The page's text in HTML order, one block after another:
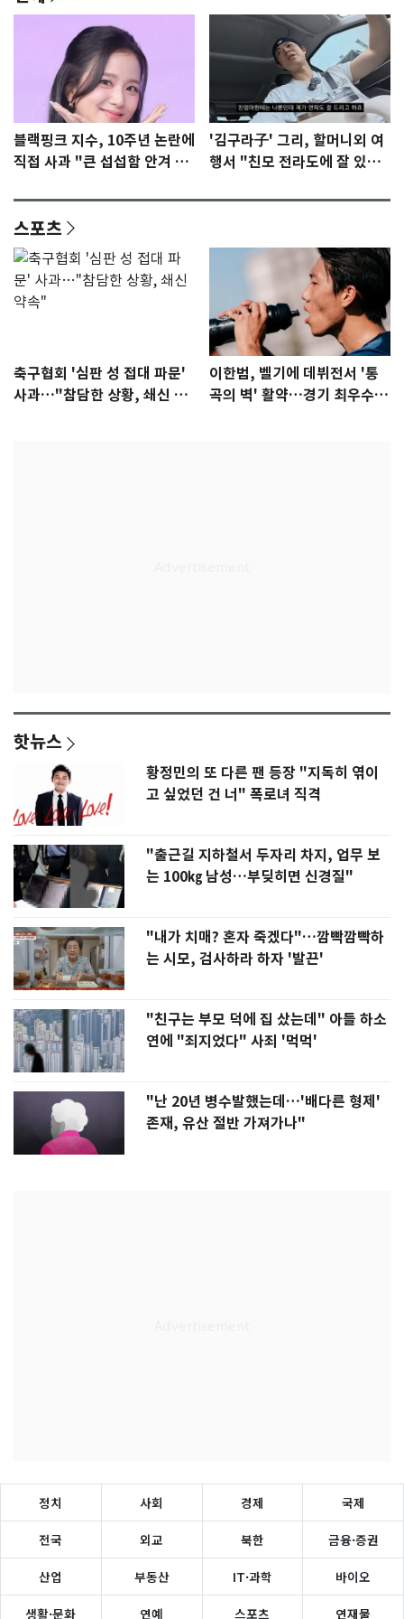
블랙핑크 지수, 10주년 논란에
직접 사과 "큰 섭섭함 안겨 미
'김구라子' 그리, 할머니외 여
행서 "친모 전라도에 잘 있
스포츠
축구협회 '심판 성 접대 파문'
사과…"참담한 상황, 쇄신 약
이한범, 벨기에 데뷔전서 '통
곡의 벽' 활약…경기 최우수선
핫뉴스
황정민의 또 다른 팬 등장 "지독히 엮이
고 싶었던 건 너" 폭로녀 직격
"출근길 지하철서 두자리 차지, 업무 보
는 100㎏ 남성…부딪히면 신경질"
"내가 치매? 혼자 죽겠다"…깜빡깜빡하
는 시모, 검사하라 하자 '발끈'
"친구는 부모 덕에 집 샀는데" 아들 하소
연에 "죄지었다" 사죄 '먹먹'
"난 20년 병수발했는데…'배다른 형제'
존재, 유산 절반 가져가나"
정치 사회 경제 국제
전국 외교 북한 금융·증권
산업 부동산 IT·과학 바이오
생활·문화 연예 스포츠 연재물